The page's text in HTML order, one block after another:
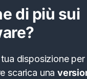
di più sui
disposizione per
scarica una